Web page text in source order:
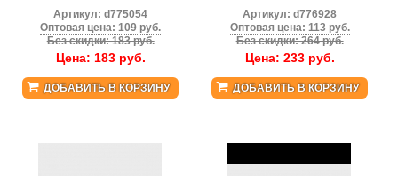
Артикул:d775054
Оптовая цена: 109 руб.
Без скидки: 183 руб.
Цена: 183руб.
ДОБАВИТЬ В КОРЗИНУ
Артикул:d776928
Оптовая цена: 113 руб.
Без скидки: 264 руб.
Цена: 233руб.
ДОБАВИТЬ В КОРЗИНУ